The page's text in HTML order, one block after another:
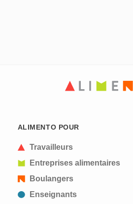
ALIMENTO POUR
Travailleurs
Entreprises alimentaires
Boulangers
Enseignants